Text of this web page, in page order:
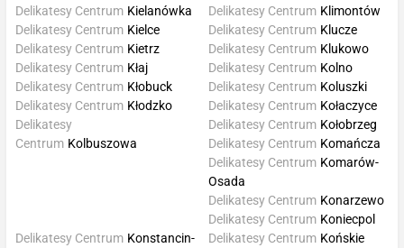
Delikatesy Centrum Kielanówka
Delikatesy Centrum Kielce
Delikatesy Centrum Kietrz
Delikatesy Centrum Klimontów
Delikatesy Centrum Klucze
Delikatesy Centrum Klukowo
Delikatesy Centrum Kłaj
Delikatesy Centrum Kłobuck
Delikatesy Centrum Kłodzko
Delikatesy
Centrum Kolbuszowa
Delikatesy Centrum Kolno
Delikatesy Centrum Koluszki
Delikatesy Centrum Kołaczyce
Delikatesy Centrum Kołobrzeg
Delikatesy Centrum Komańcza
Delikatesy Centrum Komarów-
Osada
Delikatesy Centrum Konarzewo
Delikatesy Centrum Koniecpol
Delikatesy Centrum Konstancin-
Delikatesy Centrum Końskie